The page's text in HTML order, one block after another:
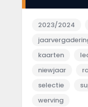
2023/2024
kaarten
niewjaar
selectie
werving